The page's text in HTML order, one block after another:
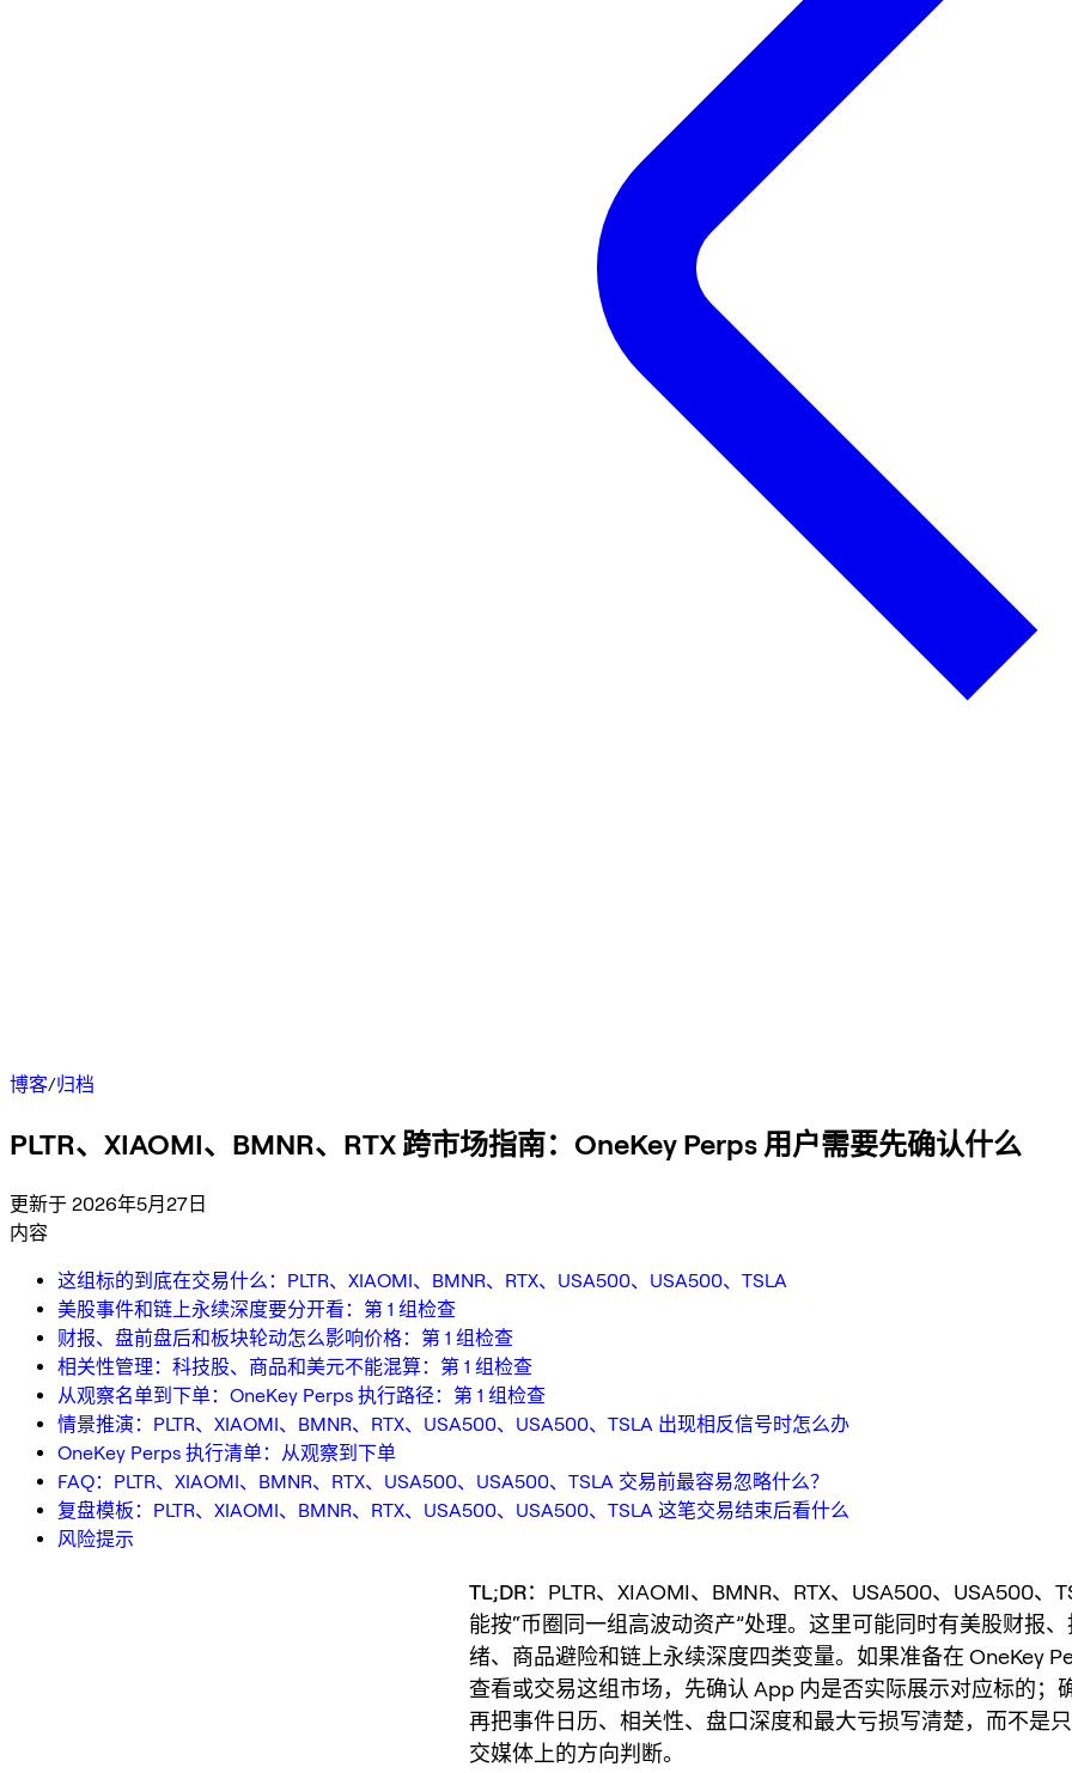
博客/归档
PLTR、XIAOMI、BMNR、RTX 跨市场指南：OneKey Perps 用户需要先确认什么
更新于 2026年5月27日
内容
这组标的到底在交易什么：PLTR、XIAOMI、BMNR、RTX、USA500、USA500、TSLA
美股事件和链上永续深度要分开看：第 1 组检查
财报、盘前盘后和板块轮动怎么影响价格：第 1 组检查
相关性管理：科技股、商品和美元不能混算：第 1 组检查
从观察名单到下单：OneKey Perps 执行路径：第 1 组检查
情景推演：PLTR、XIAOMI、BMNR、RTX、USA500、USA500、TSLA 出现相反信号时怎么办
OneKey Perps 执行清单：从观察到下单
FAQ：PLTR、XIAOMI、BMNR、RTX、USA500、USA500、TSLA 交易前最容易忽略什么？
复盘模板：PLTR、XIAOMI、BMNR、RTX、USA500、USA500、TSLA 这笔交易结束后看什么
风险提示
TL;DR：PLTR、XIAOMI、BMNR、RTX、USA500、USA500、
能按“币圈同一组高波动资产”处理。这里可能同时有美股财报
绪、商品避险和链上永续深度四类变量。如果准备在 OneKey
查看或交易这组市场，先确认 App 内是否实际展示对应标的；
再把事件日历、相关性、盘口深度和最大亏损写清楚，而不是
交媒体上的方向判断。